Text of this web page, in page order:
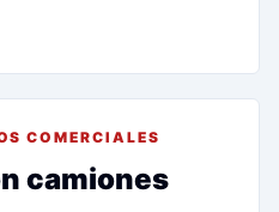
COMERCIALES
camiones